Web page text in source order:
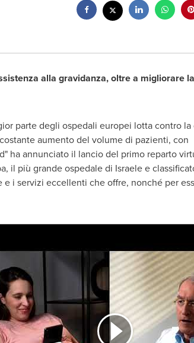
alla gravidanza, oltre a migliorare la
parte degli ospedali europei lotta contro la
aumento del volume di pazienti, con
ha annunciato il lancio del primo reparto
il più grande ospedale di Israele e
i servizi eccellenti che offre, nonché per